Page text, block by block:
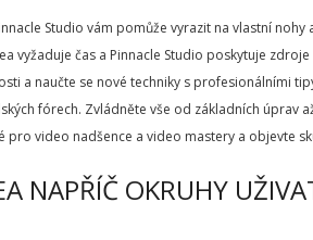
Studio vám pomůže vyrazit na vlastní
vyžaduje čas a Pinnacle Studio poskytuje
a naučte se nové techniky s profesionálními
fórech. Zvládněte vše od základních
pro video nadšence a video mastery a objevte
NAPŘÍČ OKRUHY